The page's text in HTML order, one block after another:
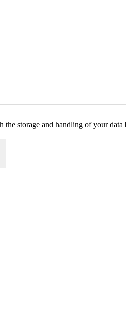
the storage and handling of your data